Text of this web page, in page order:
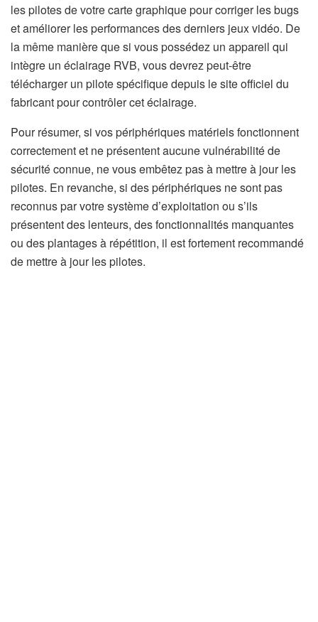
les pilotes de votre carte graphique pour corriger les bugs
et améliorer les performances des derniers jeux vidéo. De
la même manière que si vous possédez un appareil qui
intègre un éclairage RVB, vous devrez peut-être
télécharger un pilote spécifique depuis le site officiel du
fabricant pour contrôler cet éclairage.
Pour résumer, si vos périphériques matériels fonctionnent
correctement et ne présentent aucune vulnérabilité de
sécurité connue, ne vous embêtez pas à mettre à jour les
pilotes. En revanche, si des périphériques ne sont pas
reconnus par votre système d’exploitation ou s’ils
présentent des lenteurs, des fonctionnalités manquantes
ou des plantages à répétition, il est fortement recommandé
de mettre à jour les pilotes.